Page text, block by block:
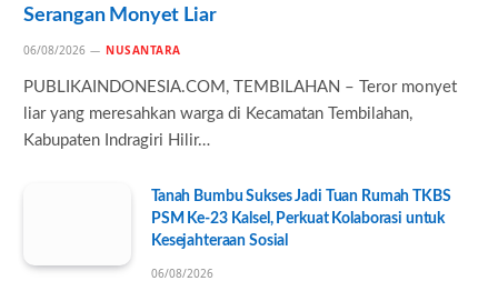
Serangan Monyet Liar
06/08/2026 NUSANTARA
PUBLIKAINDONESIA.COM, TEMBILAHAN – Teror monyet
liar yang meresahkan warga di Kecamatan Tembilahan,
Kabupaten Indragiri Hilir…
Tanah Bumbu Sukses Jadi Tuan Rumah TKBS
PSM Ke-23 Kalsel, Perkuat Kolaborasi untuk
Kesejahteraan Sosial
06/08/2026